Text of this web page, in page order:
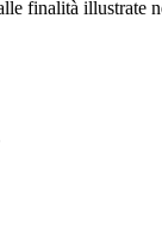
finalità illustrate